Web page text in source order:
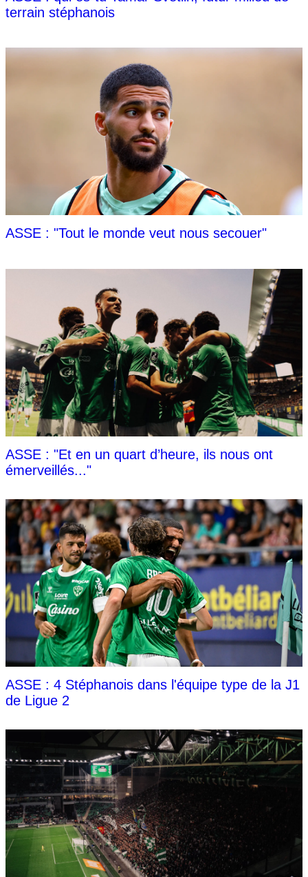
terrain stéphanois
ASSE : "Tout le monde veut nous secouer"
ASSE : "Et en un quart d’heure, ils nous ont
émerveillés..."
ASSE : 4 Stéphanois dans l'équipe type de la J1
de Ligue 2